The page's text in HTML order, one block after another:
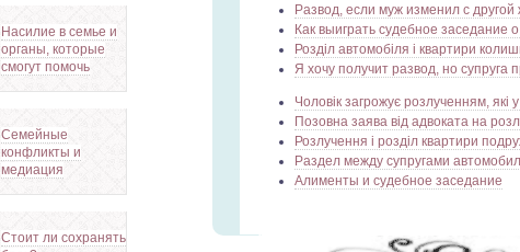
Насилие в семье и
органы, которые
смогут помочь
Семейные
конфликты и
медиация
Стоит ли сохранять
Развод, если муж изменил с
Как выиграть судебное заседание
Розділ автомобіля і квартири
Я хочу получит развод, но супруга
Чоловік загрожує розлученням, які
Позовна заява від адвоката на
Розлучення і розділ квартири
Раздел между супругами
Алименты и судебное заседание